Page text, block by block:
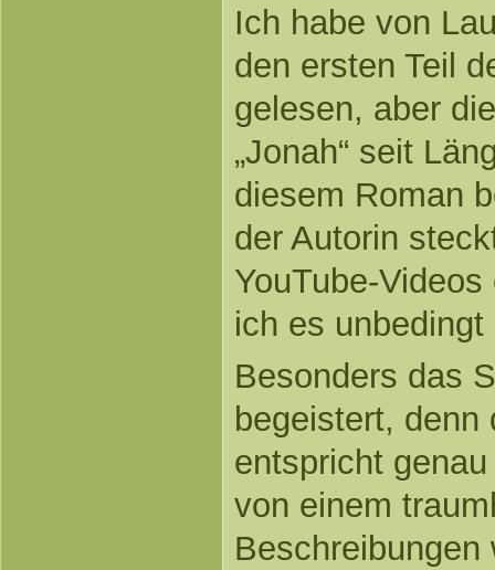
Ich habe von
den ersten Teil
gelesen, aber
„Jonah“ seit
diesem Roman
der Autorin
YouTube-
ich es unbedingt
Besonders das
begeistert,
entspricht
von einem
Beschreibungen